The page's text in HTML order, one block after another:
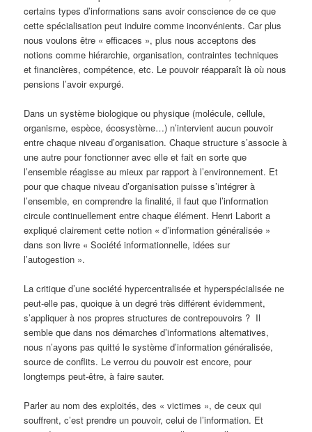
certains types d’informations sans avoir conscience de ce que
cette spécialisation peut induire comme inconvénients. Car plus
nous voulons être « efficaces », plus nous acceptons des
notions comme hiérarchie, organisation, contraintes techniques
et financières, compétence, etc. Le pouvoir réapparaît là où nous
pensions l’avoir expurgé.
Dans un système biologique ou physique (molécule, cellule,
organisme, espèce, écosystème…) n’intervient aucun pouvoir
entre chaque niveau d’organisation. Chaque structure s’associe à
une autre pour fonctionner avec elle et fait en sorte que
l’ensemble réagisse au mieux par rapport à l’environnement. Et
pour que chaque niveau d’organisation puisse s’intégrer à
l’ensemble, en comprendre la finalité, il faut que l’information
circule continuellement entre chaque élément. Henri Laborit a
expliqué clairement cette notion « d’information généralisée »
dans son livre « Société informationnelle, idées sur
l’autogestion ».
La critique d’une société hypercentralisée et hyperspécialisée ne
peut-elle pas, quoique à un degré très différent évidemment,
s’appliquer à nos propres structures de contrepouvoirs ? Il
semble que dans nos démarches d’informations alternatives,
nous n’ayons pas quitté le système d’information généralisée,
source de conflits. Le verrou du pouvoir est encore, pour
longtemps peut-être, à faire sauter.
Parler au nom des exploités, des « victimes », de ceux qui
souffrent, c’est prendre un pouvoir, celui de l’information. Et